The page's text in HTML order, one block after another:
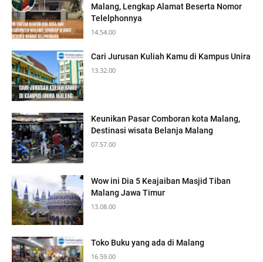
Malang, Lengkap Alamat Beserta Nomor
Telelphonnya
14.54.00
Cari Jurusan Kuliah Kamu di Kampus Unira
13.32.00
Keunikan Pasar Comboran kota Malang,
Destinasi wisata Belanja Malang
07.57.00
Wow ini Dia 5 Keajaiban Masjid Tiban
Malang Jawa Timur
13.08.00
Toko Buku yang ada di Malang
16.59.00